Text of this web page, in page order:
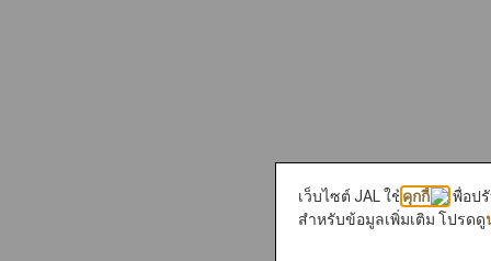
เว็บไซต์ JAL ใช้คุกกี้
เพื่อป
สำหรับข้อมูลเพิ่มเติม โปรดดู